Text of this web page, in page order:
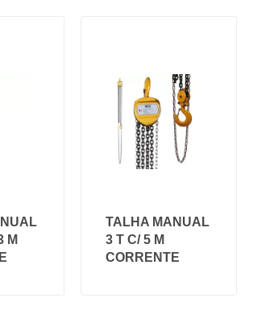
M
TALHA MANUAL
3 T C/ 5 M
CORRENTE